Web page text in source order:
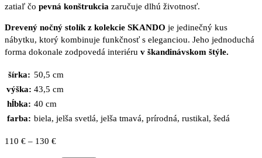
zatiaľ čo pevná konštrukcia zaručuje dlhú životnosť.
Drevený nočný stolík z kolekcie SKANDO je jedinečný kus
nábytku, ktorý kombinuje funkčnosť s eleganciou. Jeho jednoduchá
forma dokonale zodpovedá interiéru v škandinávskom štýle.
šírka: 50,5 cm
výška: 43,5 cm
hĺbka: 40 cm
farba: biela, jelša svetlá, jelša tmavá, prírodná, rustikal, šedá
110 € – 130 €Price